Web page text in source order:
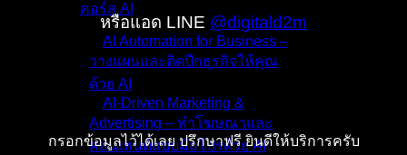
คอร์ส AI
AI Automation for Business –
วางแผนและติดปีกธุรกิจให้คุณ
ด้วย AI
AI-Driven Marketing &
Advertising – ทำโฆษณาและ
คอนเทนต์แบบมือโปรด้วย AI
หรือแอด LINE @digitald2m
กรอกข้อมูลไว้ได้เลย ปรึกษาฟรี ยินดีให้บริการครับ